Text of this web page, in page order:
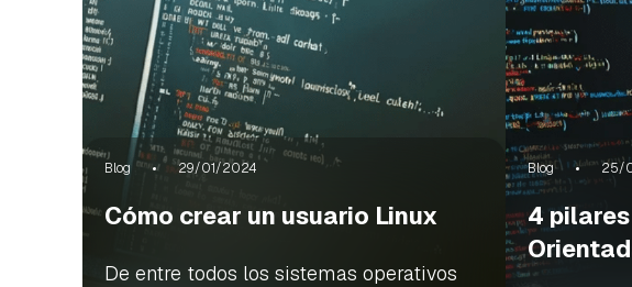
Blog 29/01/2024
Cómo crear un usuario Linux
De entre todos los sistemas operativos
Blog 25/
4